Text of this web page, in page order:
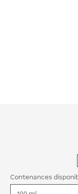
Acqua Di
Contenances